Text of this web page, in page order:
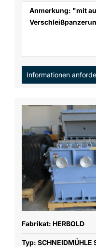
Anmerkung: "mit
Informationen
Fabrikat: HERBOLD
Typ: